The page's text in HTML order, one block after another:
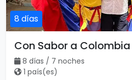
8 días
Con Sabor a Colombia
8 días / 7 noches
1 país(es)